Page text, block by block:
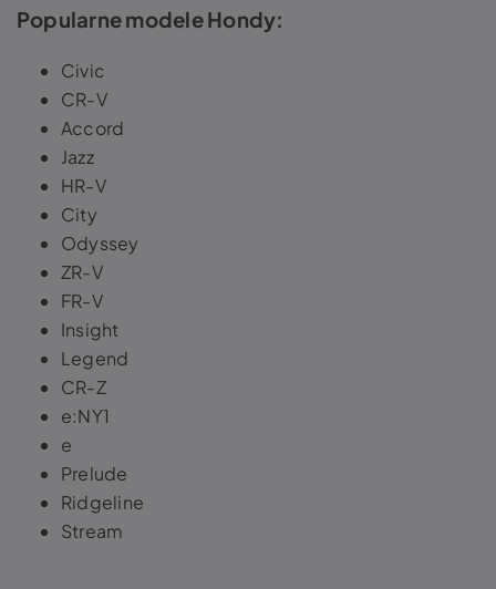
Popularne modele Hondy:
Civic
CR-V
Accord
Jazz
HR-V
City
Odyssey
ZR-V
FR-V
Insight
Legend
CR-Z
e:NY1
e
Prelude
Ridgeline
Stream